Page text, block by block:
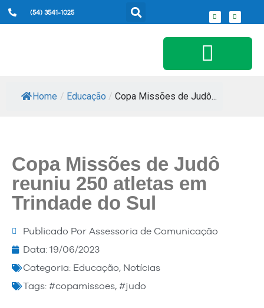
(54) 3541-1025
Home / Educação / Copa Missões de Judô...
Copa Missões de Judô
reuniu 250 atletas em
Trindade do Sul
Publicado Por Assessoria de Comunicação
Data: 19/06/2023
Categoria: Educação, Notícias
Tags: #copamissoes, #judo